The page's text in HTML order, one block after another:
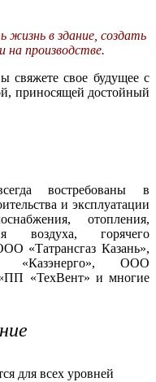
жизнь в здание, создать
на производстве.
свяжете свое будущее с
приносящей достойный
востребованы в
и эксплуатации
отопления,
воздуха, горячего
«Татрансгаз Казань»,
«Казэнерго», ООО
«ТехВент» и многие
для всех уровней